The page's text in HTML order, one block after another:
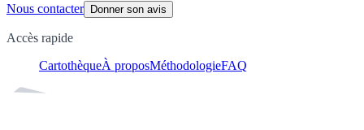
Nous contacter Donner son avis
Accès rapide
CartothèqueÀ proposMéthodologieFAQ